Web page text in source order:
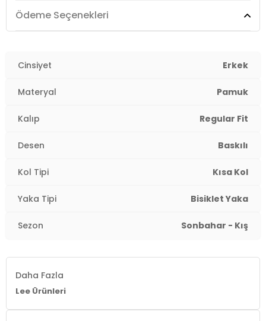
Kalıp Bilgisi:Regular Fit
Menşei:
Ödeme Seçenekleri
Cinsiyet Erkek
Materyal Pamuk
Kalıp Regular Fit
Desen Baskılı
Kol Tipi Kısa Kol
Yaka Tipi Bisiklet Yaka
Sezon Sonbahar - Kış
Daha Fazla
Lee Ürünleri